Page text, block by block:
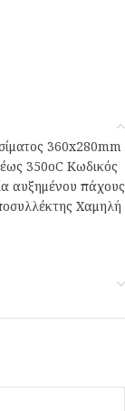
360x280mm
350οC Κωδικός
αυξημένου πάχους
Χαμηλή